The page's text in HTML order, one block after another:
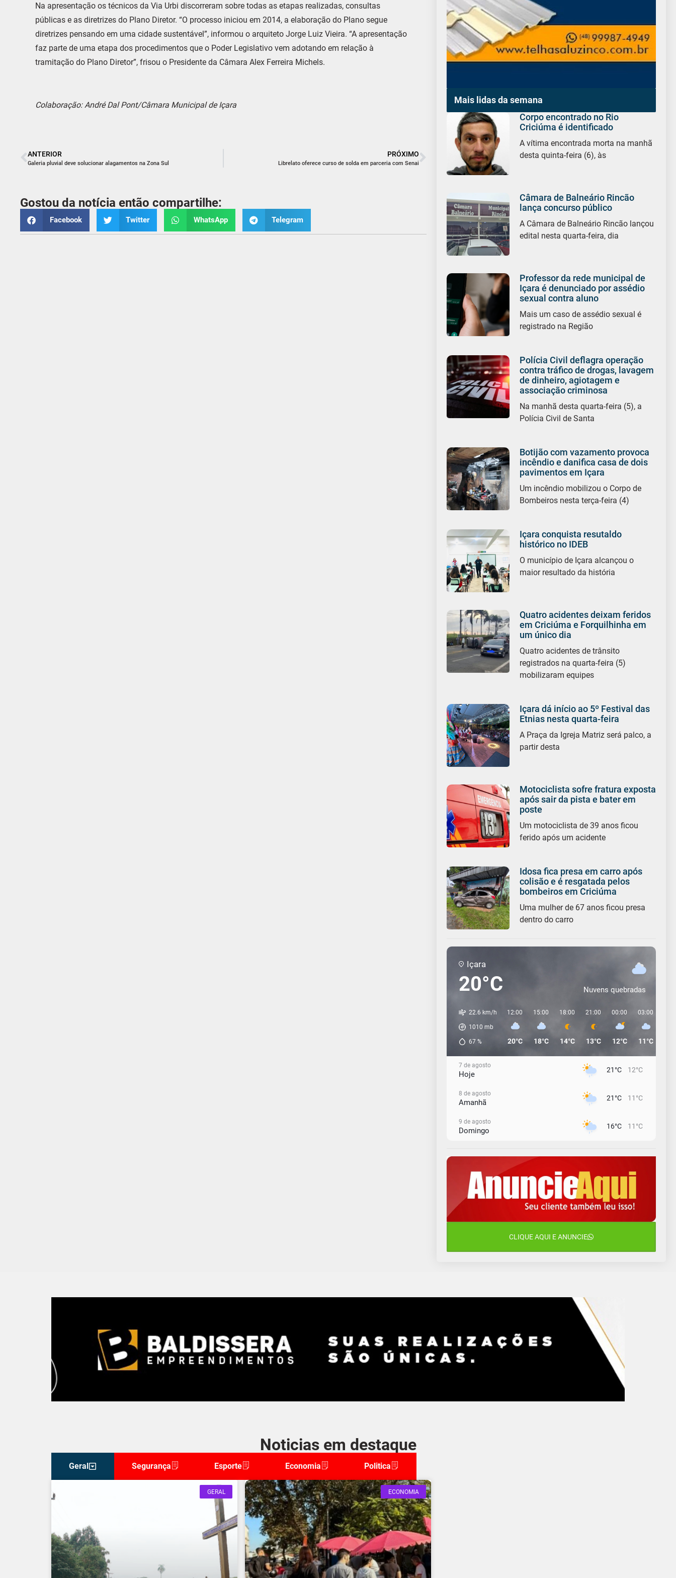
Na apresentação os técnicos da Via Urbi discorreram sobre todas as etapas realizadas, consultas
públicas e as diretrizes do Plano Diretor. “O processo iniciou em 2014, a elaboração do Plano segue
diretrizes pensando em uma cidade sustentável”, informou o arquiteto Jorge Luiz Vieira. “A apresentação
faz parte de uma etapa dos procedimentos que o Poder Legislativo vem adotando em relação à
tramitação do Plano Diretor”, frisou o Presidente da Câmara Alex Ferreira Michels.
Colaboração: André Dal Pont/Câmara Municipal de Içara
ANTERIOR
Galeria pluvial deve solucionar alagamentos na Zona Sul
PRÓXIMO
Librelato oferece curso de solda em parceria com Senai
Gostou da notícia então compartilhe:
Facebook Twitter WhatsApp Telegram
Mais lidas da semana
Corpo encontrado no Rio
Criciúma é identificado
A vítima encontrada morta na manhã
desta quinta-feira (6), às
Câmara de Balneário Rincão
lança concurso público
A Câmara de Balneário Rincão lançou
edital nesta quarta-feira, dia
Professor da rede municipal de
Içara é denunciado por assédio
sexual contra aluno
Mais um caso de assédio sexual é
registrado na Região
Polícia Civil deflagra operação
contra tráfico de drogas, lavagem
de dinheiro, agiotagem e
associação criminosa
Na manhã desta quarta-feira (5), a
Polícia Civil de Santa
Botijão com vazamento provoca
incêndio e danifica casa de dois
pavimentos em Içara
Um incêndio mobilizou o Corpo de
Bombeiros nesta terça-feira (4)
Içara conquista resutaldo
histórico no IDEB
O município de Içara alcançou o
maior resultado da história
Quatro acidentes deixam feridos
em Criciúma e Forquilhinha em
um único dia
Quatro acidentes de trânsito
registrados na quarta-feira (5)
mobilizaram equipes
Içara dá início ao 5º Festival das
Etnias nesta quarta-feira
A Praça da Igreja Matriz será palco, a
partir desta
Motociclista sofre fratura exposta
após sair da pista e bater em
poste
Um motociclista de 39 anos ficou
ferido após um acidente
Idosa fica presa em carro após
colisão e é resgatada pelos
bombeiros em Criciúma
Uma mulher de 67 anos ficou presa
dentro do carro
Içara
20°C Nuvens quebradas
22.6 km/h
1010 mb
67%
12:00
20°C
15:00
18°C
18:00
14°C
21:00
13°C
00:00
12°C
03:00
11°C
7 de agosto
Hoje 21°C 12°C
8 de agosto
Amanhã 21°C 11°C
9 de agosto
Domingo 16°C 11°C
Segunda-Feira
11 de agosto
Terça-Feira
12 de agosto
14°C 11°C
CLIQUE AQUI E ANUNCIE
Noticias em destaque
Geral Segurança Esporte Economia Politica
GERAL ECONOMIA